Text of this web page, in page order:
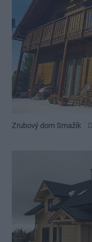
Zrubový dom Smažík